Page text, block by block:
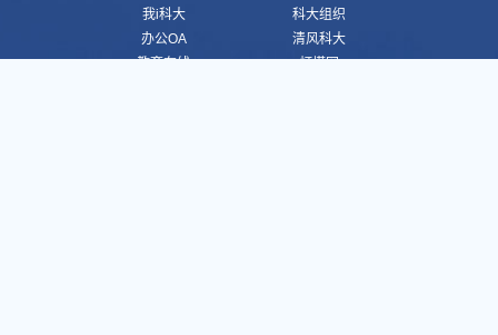
我i科大
办公OA
教育在线
科大组织
清风科大
灯塔网